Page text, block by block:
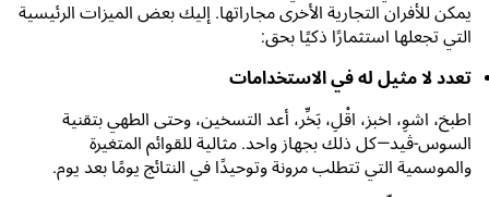
يمكن للأفران التجارية الأخرى مجاراتها. إليك بعض الميزات الرئيسية
التي تجعلها استثمارًا ذكيًا بحق:
تعدد لا مثيل له في الاستخدامات
اطبخ، اشوِ، اخبز، اقْلِ، بَخِّر، أعد التسخين، وحتى الطهي بتقنية
السوس-ڤيد—كل ذلك بجهاز واحد. مثالية للقوائم المتغيرة
والموسمية التي تتطلب مرونة وتوحيدًا في النتائج يومًا بعد يوم.